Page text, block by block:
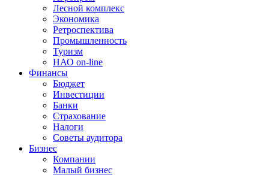
Лесной комплекс
Экономика
Ретроспектива
Промышленность
Туризм
НАО on-line
Финансы
Бюджет
Инвестиции
Банки
Страхование
Налоги
Советы аудитора
Бизнес
Компании
Малый бизнес